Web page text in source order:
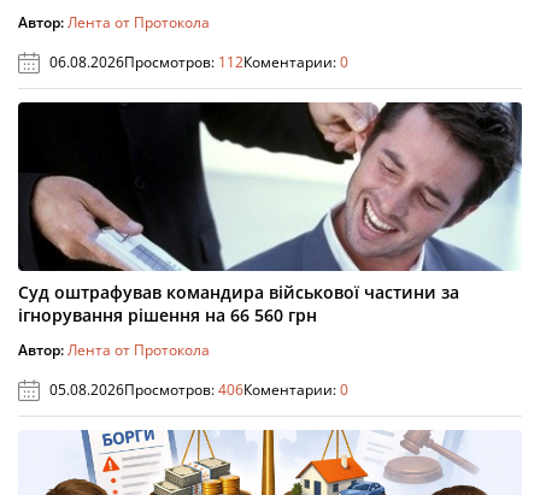
Автор:Лента от Протокола
06.08.2026Просмотров: 112Коментарии:0
Суд оштрафував командира військової частини за
ігнорування рішення на 66 560 грн
Автор:Лента от Протокола
05.08.2026Просмотров:406Коментарии:0